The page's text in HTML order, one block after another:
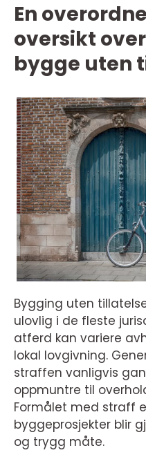
En
oversikt
bygge uten
Bygging uten
ulovlig i de fleste
atferd kan variere
lokal lovgivning.
straffen vanligvis
oppmuntre til
Formålet med straff
byggeprosjekter blir
og trygg måte.